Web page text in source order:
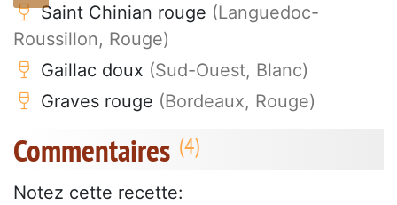
Saint Chinian rouge (Languedoc-
Roussillon, Rouge)
Gaillac doux (Sud-Ouest, Blanc)
Graves rouge (Bordeaux, Rouge)
Commentaires
Notez cette recette: